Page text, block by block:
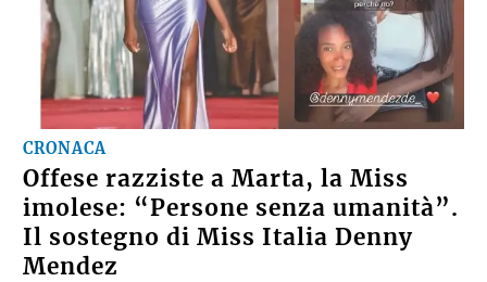
CRONACA
Offese razziste a Marta, la Miss
imolese: “Persone senza umanità”.
Il sostegno di Miss Italia Denny
Mendez